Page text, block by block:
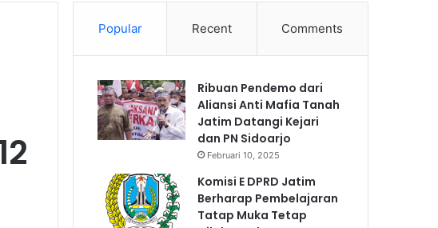
Popular Recent Comments
Ribuan Pendemo dari
Aliansi Anti Mafia Tanah
Jatim Datangi Kejari
dan PN Sidoarjo
Februari 10, 2025
Komisi E DPRD Jatim
Berharap Pembelajaran
Tatap Muka Tetap